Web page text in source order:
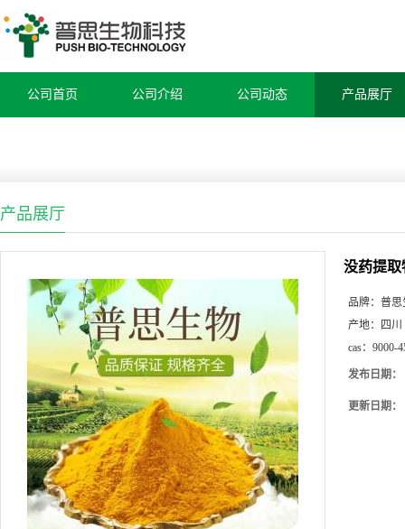
公司首页 公司介绍 公司动态 产品展厅
产品展厅
没药提取
品牌： 普思
产地：
四川
cas： 9000-
发布日期：
更新日期：